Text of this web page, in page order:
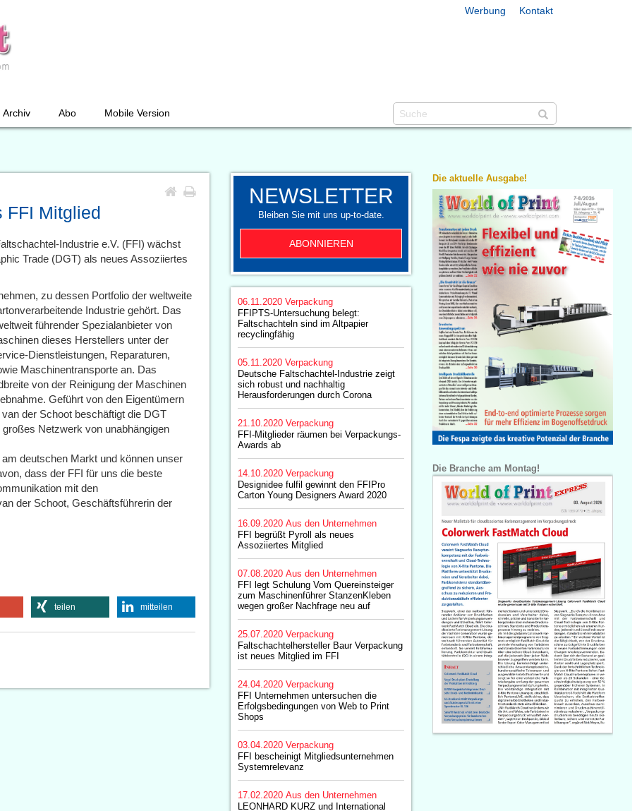
Werbung Kontakt
Archiv Abo Mobile Version
FFI Mitglied
Industrie e.V. (FFI) wächst
Trade (DGT) als neues Assoziiertes
zu dessen Portfolio der weltweite
Industrie gehört. Das
führender Spezialanbieter von
dieses Herstellers unter der
Dienstleistungen, Reparaturen,
Maschinentransporte an. Das
von der Reinigung der Maschinen
Geführt von den Eigentümern
der Schoot beschäftigt die DGT
Netzwerk von unabhängigen
deutschen Markt und können unser
dass der FFI für uns die beste
mit den
der Schoot, Geschäftsführerin der
teilen mitteilen
NEWSLETTER
Bleiben Sie mit uns up-to-date.
ABONNIEREN
06.11.2020 Verpackung
FFIPTS-Untersuchung belegt:
Faltschachteln sind im Altpapier
recyclingfähig
05.11.2020 Verpackung
Deutsche Faltschachtel-Industrie zeigt
sich robust und nachhaltig
Herausforderungen durch Corona
21.10.2020 Verpackung
FFI-Mitglieder räumen bei Verpackungs-
Awards ab
14.10.2020 Verpackung
Designidee fulfil gewinnt den FFIPro
Carton Young Designers Award 2020
16.09.2020 Aus den Unternehmen
FFI begrüßt Pyroll als neues
Assoziiertes Mitglied
07.08.2020 Aus den Unternehmen
FFI legt Schulung Vom Quereinsteiger
zum Maschinenführer StanzenKleben
wegen großer Nachfrage neu auf
25.07.2020 Verpackung
Faltschachtelhersteller Baur Verpackung
ist neues Mitglied im FFI
24.04.2020 Verpackung
FFI Unternehmen untersuchen die
Erfolgsbedingungen von Web to Print
Shops
03.04.2020 Verpackung
FFI bescheinigt Mitgliedsunternehmen
Systemrelevanz
17.02.2020 Aus den Unternehmen
LEONHARD KURZ und International
Die aktuelle Ausgabe!
Die Branche am Montag!